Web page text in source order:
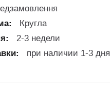
Кругла
2-3 недели
при наличии 1-3 дня